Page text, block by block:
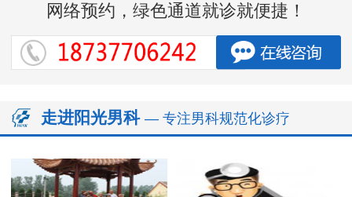
网络预约，绿色通道就诊就便捷！
走进阳光男科 — 专注男科规范化诊疗